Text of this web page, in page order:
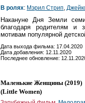
В ролях: Мэрил Стрип
Накануне Дня Земли
благодаря родителям и
мотивам популярной
Дата выхода фильма: 17.04.2020
Дата добавления: 12.11.2020
Последнее обновление:
Маленькие Женщины (2019)
(Little Women)